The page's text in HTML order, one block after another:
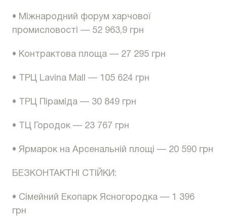
• Міжнародний форум харчової
промисловості — 52 963,9 грн
• Контрактова площа — 27 295 грн
• ТРЦ Lavina Mall — 105 624 грн
• ТРЦ Піраміда — 30 849 грн
• ТЦ Городок — 23 767 грн
• Ярмарок на Арсенальній площі — 20 590 грн
БЕЗКОНТАКТНІ СТІЙКИ:
• Сімейний Екопарк Ясногородка — 1 396
грн